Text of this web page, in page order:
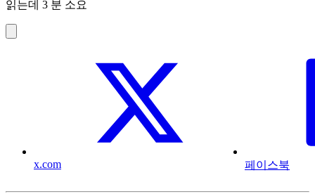
읽는데 3 분 소요
x.com 페이스북